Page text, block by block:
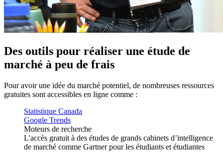
Des outils pour réaliser une étude de
marché à peu de frais
Pour avoir une idée du marché potentiel, de nombreuses ressources
gratuites sont accessibles en ligne comme :
Statistique Canada
Google Trends
Moteurs de recherche
L'accès gratuit à des études de grands cabinets d’intelligence
de marché comme Gartner pour les étudiants et étudiantes